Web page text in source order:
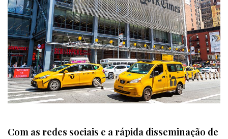
Com as redes sociais e a rápida disseminação de